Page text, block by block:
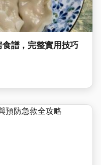
譜，完整實用技巧